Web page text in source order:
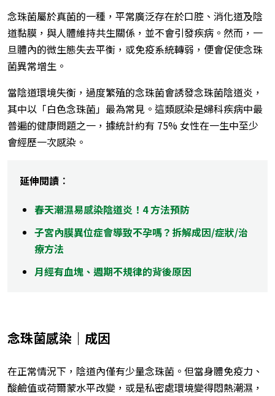
念珠菌屬於真菌的一種，平常廣泛存在於口腔、消化道及陰
道黏膜，與人體維持共生關係，並不會引發疾病。然而，一
旦體內的微生態失去平衡，或免疫系統轉弱，便會促使念珠
菌異常增生。
當陰道環境失衡，過度繁殖的念珠菌會誘發念珠菌陰道炎，
其中以「白色念珠菌」最為常見。這類感染是婦科疾病中最
普遍的健康問題之一，據統計約有 75% 女性在一生中至少
會經歷一次感染。
延伸閱讀︰
春天潮濕易感染陰道炎！4 方法預防
子宮內膜異位症會導致不孕嗎？拆解成因/症狀/治
療方法
月經有血塊、週期不規律的背後原因
念珠菌感染｜成因
在正常情況下，陰道內僅有少量念珠菌。但當身體免疫力、
酸鹼值或荷爾蒙水平改變，或是私密處環境變得悶熱潮濕，